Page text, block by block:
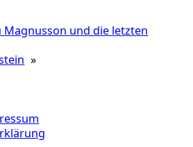
Magnusson und die letzten
»